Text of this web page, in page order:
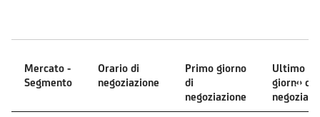
Mercato -
Segmento
Orario di
negoziazione
Primo giorno
di
negoziazione
Ultimo
giorno di